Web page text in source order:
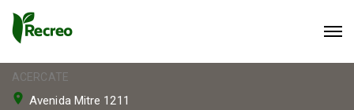
ACERCATE
Avenida Mitre 1211